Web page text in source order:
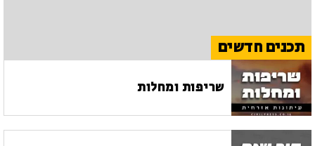
תכנים חדשים
שריפות ומחלות